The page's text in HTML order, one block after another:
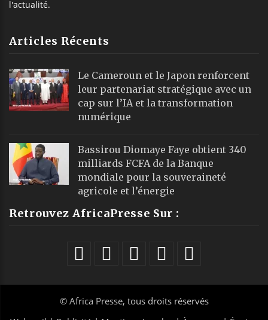
l'actualité.
Articles Récents
Le Cameroun et le Japon renforcent
leur partenariat stratégique avec un
cap sur l’IA et la transformation
numérique
Bassirou Diomaye Faye obtient 340
milliards FCFA de la Banque
mondiale pour la souveraineté
agricole et l’énergie
Retrouvez AfricaPresse Sur :
© Africa Presse, tous droits réservés